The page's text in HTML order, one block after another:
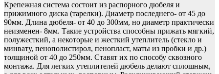
Крепежная система состоит из распорного дюбеля и
прижимного диска (тарелки). Диаметр последнего- от 45 до
90мм. Длина дюбеля- от 40 до 300мм, но диаметр практически
неизменен- 8мм. Такие устройства способны прижать мягкий,
полужесткий, а некоторые и жесткий утеплитель (стекло и
минвату, пенополистирол, пенопласт, маты из пробки и др.)
толщиной от 40 до 250мм. Ставят их по способу сквозного
монтажа. Для легких утеплителей дюбель делают сплошным,